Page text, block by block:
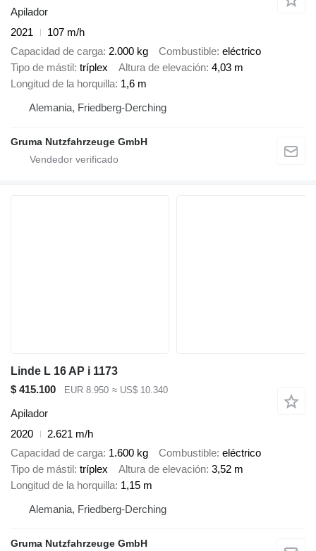
Apilador
2021
107 m/h
Capacidad de carga 2.000 kg Combustible eléctrico
Tipo de mástil tríplex Altura de elevación 4,03 m
Longitud de la horquilla 1,6 m
Alemania, Friedberg-Derching
Gruma Nutzfahrzeuge GmbH
Linde L 16 AP i 1173
$ 415.100
EUR 8.950 ≈ US$ 10.340
Apilador
2020
2.621 m/h
Capacidad de carga 1.600 kg Combustible eléctrico
Tipo de mástil tríplex Altura de elevación 3,52 m
Longitud de la horquilla 1,15 m
Alemania, Friedberg-Derching
Gruma Nutzfahrzeuge GmbH